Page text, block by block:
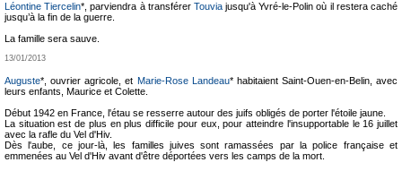
Léontine Tiercelin*, parviendra à transférer Touviajusqu'à Yvré-le-Polin où il restera caché
jusqu’à la fin de la guerre.
La famille sera sauve.
13/01/2013
Auguste*, ouvrier agricole, et Marie-Rose Landeau* habitaient Saint-Ouen-en-Belin, avec
leurs enfants, Maurice et Colette.
Début 1942 en France, l'étau se resserre autour des juifs obligés de porter l'étoile jaune.
La situation est de plus en plus difficile pour eux, pour atteindre l'insupportable le 16 juillet
avec la rafle du Vel d'Hiv.
Dès l'aube, ce jour-là, les familles juives sont ramassées par la police française et
emmenées au Vel d'Hiv avant d'être déportées vers les camps de la mort.